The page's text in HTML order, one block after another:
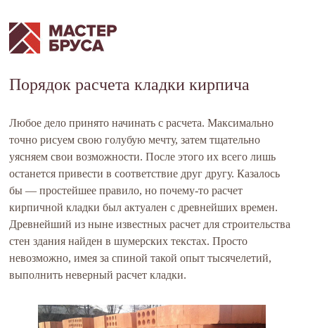
Порядок расчета кладки кирпича
Любое дело принято начинать с расчета. Максимально
точно рисуем свою голубую мечту, затем тщательно
уясняем свои возможности. После этого их всего лишь
останется привести в соответствие друг другу. Казалось
бы — простейшее правило, но почему-то расчет
кирпичной кладки был актуален с древнейших времен.
Древнейший из ныне известных расчет для строительства
стен здания найден в шумерских текстах. Просто
невозможно, имея за спиной такой опыт тысячелетий,
выполнить неверный расчет кладки.